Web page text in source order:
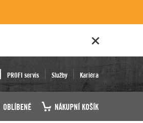
PROFI servis Služby Kariéra
OBLÍBENÉ NÁKUPNÍ KOŠÍK